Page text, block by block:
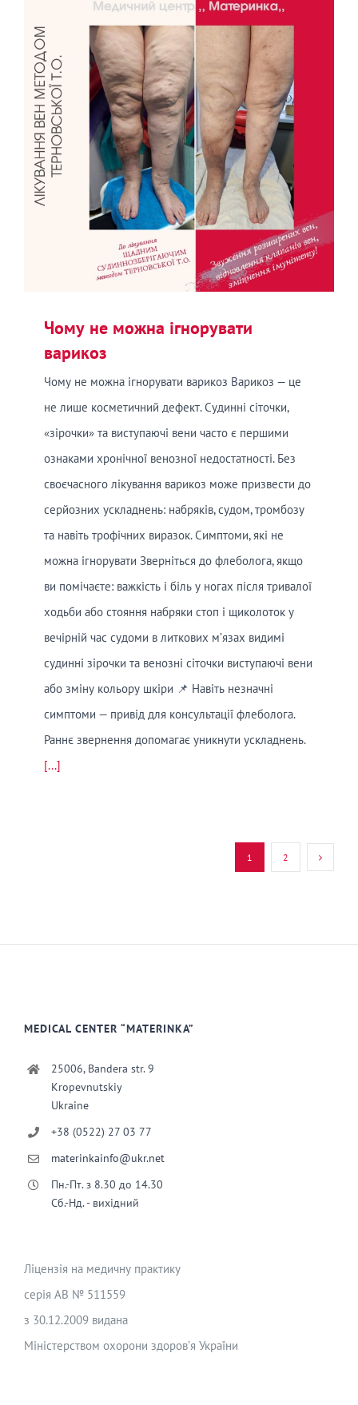
Чому не можна ігнорувати
варикоз
Чому не можна ігнорувати варикоз Варикоз — це
не лише косметичний дефект. Судинні сіточки,
«зірочки» та виступаючі вени часто є першими
ознаками хронічної венозної недостатності. Без
своєчасного лікування варикоз може призвести до
серйозних ускладнень: набряків, судом, тромбозу
та навіть трофічних виразок. Симптоми, які не
можна ігнорувати Зверніться до флеболога, якщо
ви помічаєте: важкість і біль у ногах після тривалої
ходьби або стояння набряки стоп і щиколоток у
вечірній час судоми в литкових м’язах видимі
судинні зірочки та венозні сіточки виступаючі вени
або зміну кольору шкіри 📌 Навіть незначні
симптоми — привід для консультації флеболога.
Раннє звернення допомагає уникнути ускладнень.
[...]
1 2
MEDICAL CENTER “MATERINKA”
25006, Bandera str. 9
Kropevnutskiy
Ukraine
+38 (0522) 27 03 77
materinkainfo@ukr.net
Пн.-Пт. з 8.30 до 14.30
Сб.-Нд. - вихідний
Ліцензія на медичну практику
серія АВ № 511559
з 30.12.2009 видана
Міністерством охорони здоров’я України